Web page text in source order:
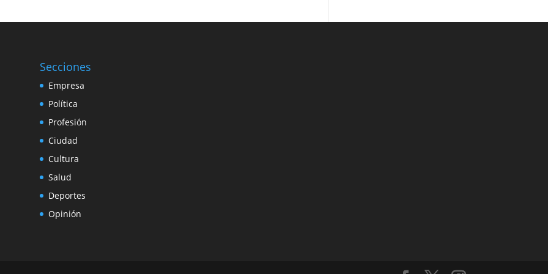
Secciones
Empresa
Política
Profesión
Ciudad
Cultura
Salud
Deportes
Opinión